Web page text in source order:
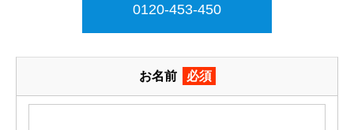
0120-453-450
お名前 必須